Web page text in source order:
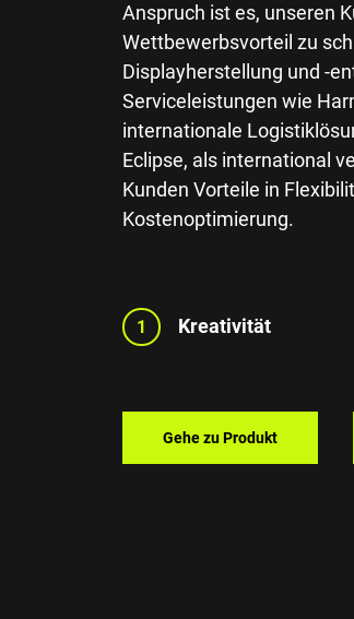
Anspruch ist es, unseren
Wettbewerbsvorteil zu
Displayherstellung und -
Serviceleistungen wie
internationale
Eclipse, als international
Kunden Vorteile in
Kostenoptimierung.
1 Kreativität
Gehe zu Produkt